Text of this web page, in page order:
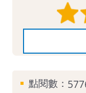
點閱數：